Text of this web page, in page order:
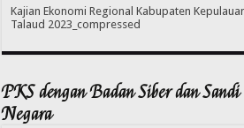
Kajian Ekonomi Regional Kabupaten
Talaud 2023_compressed
PKS dengan Badan Siber dan Sandi
Negara